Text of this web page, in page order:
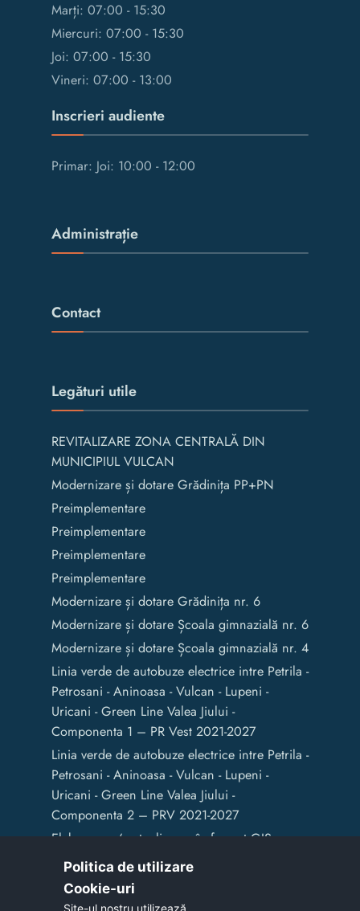
Marți: 07:00 - 15:30
Miercuri: 07:00 - 15:30
Joi: 07:00 - 15:30
Vineri: 07:00 - 13:00
Inscrieri audiente
Primar: Joi: 10:00 - 12:00
Administrație
Contact
Legături utile
REVITALIZARE ZONA CENTRALĂ DIN
MUNICIPIUL VULCAN
Modernizare și dotare Grădinița PP+PN
Preimplementare
Preimplementare
Preimplementare
Preimplementare
Modernizare și dotare Grădinița nr. 6
Modernizare și dotare Școala gimnazială nr. 6
Modernizare și dotare Școala gimnazială nr. 4
Linia verde de autobuze electrice intre Petrila -
Petrosani - Aninoasa - Vulcan - Lupeni -
Uricani - Green Line Valea Jiului -
Componenta 1 – PR Vest 2021-2027
Linia verde de autobuze electrice intre Petrila -
Petrosani - Aninoasa - Vulcan - Lupeni -
Uricani - Green Line Valea Jiului -
Componenta 2 – PRV 2021-2027
Elaborarea / actualizarea în format GIS a
documentelor de amenajare a teritoriului și
de planificare urbană a Municipiului Vulcan
Politica de utilizare
Cookie-uri‎
Site-ul nostru utilizează